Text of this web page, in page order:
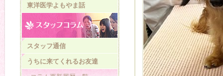
東洋医学よもやま話
スタッフ通信
うちに来てくれるお友達